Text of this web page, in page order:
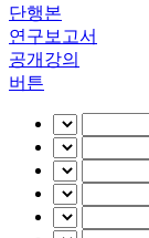
단행본
연구보고서
공개강의
버튼